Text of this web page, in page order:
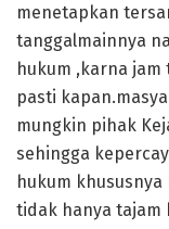
menetapkan
tanggalmainnya
hukum ,karna
pasti
mungkin pihak
sehingga
hukum
tidak hanya tajam